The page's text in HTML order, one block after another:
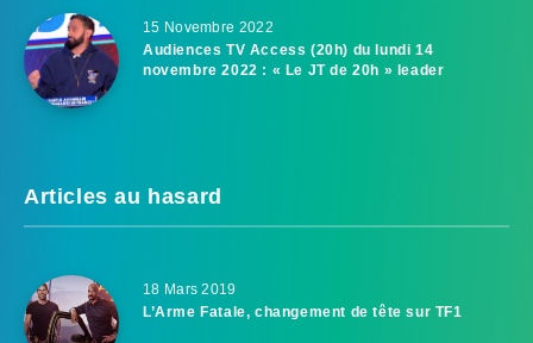
15 Novembre 2022
Audiences TV Access (20h) du lundi 14
novembre 2022 : « Le JT de 20h » leader
Articles au hasard
18 Mars 2019
L’Arme Fatale, changement de tête sur TF1